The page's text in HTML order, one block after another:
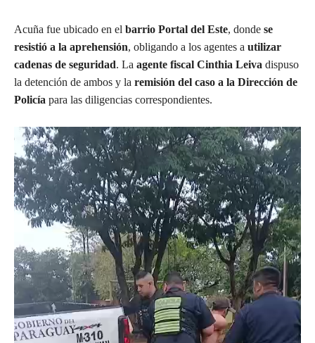
Acuña fue ubicado en el barrio Portal del Este, donde se
resistió a la aprehensión, obligando a los agentes a utilizar
cadenas de seguridad. La agente fiscal Cinthia Leiva dispuso
la detención de ambos y la remisión del caso a la Dirección de
Policía para las diligencias correspondientes.